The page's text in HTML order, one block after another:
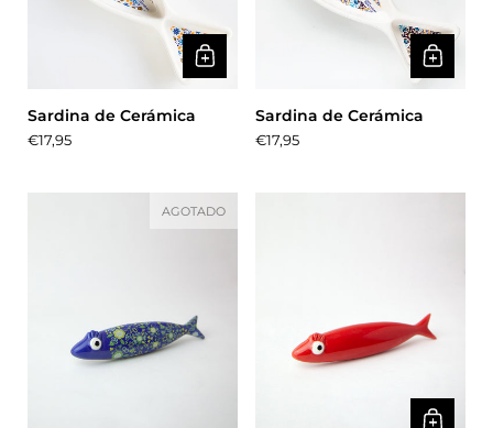
Sardina de Cerámica
Precio:
€17,95
Sardina de Cerámica
Precio:
€17,95
AGOTADO